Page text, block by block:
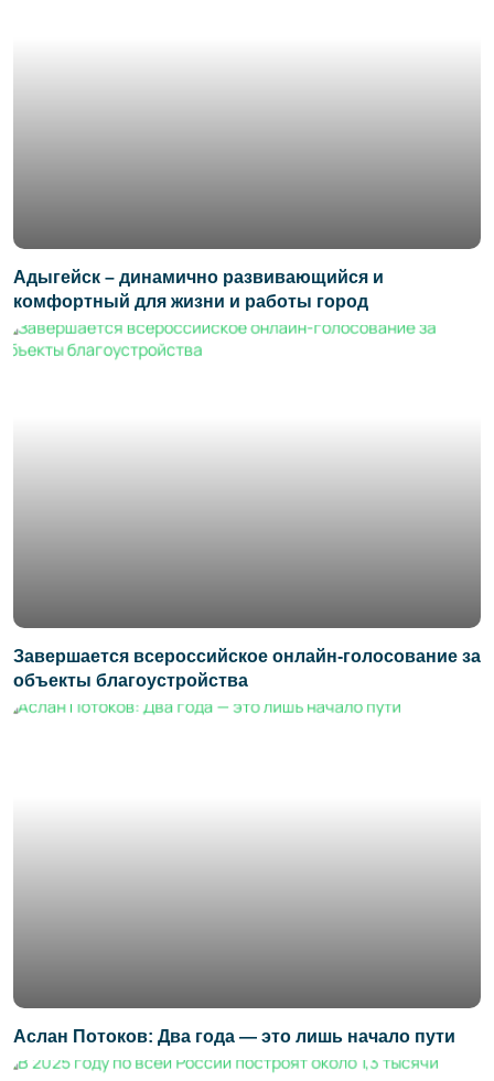
Адыгейск – динамично развивающийся и
комфортный для жизни и работы город
Завершается всероссийское онлайн-голосование за
объекты благоустройства
Аслан Потоков: Два года — это лишь начало пути